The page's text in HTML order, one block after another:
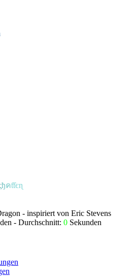
ђคƭƭєɳ
- inspiriert von Eric Stevens
- Durchschnitt: 0 Sekunden